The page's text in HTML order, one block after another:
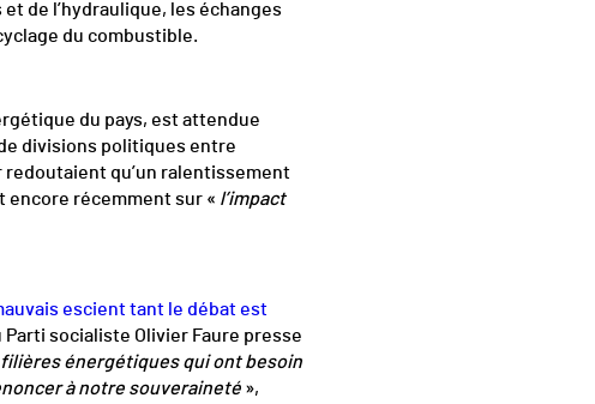
de l’hydraulique, les échanges
du combustible.
du pays, est attendue
divisions politiques entre
qu’un ralentissement
encore récemment sur « l’impact
escient tant le débat est
socialiste Olivier Faure presse
énergétiques qui ont besoin
à notre souveraineté»,